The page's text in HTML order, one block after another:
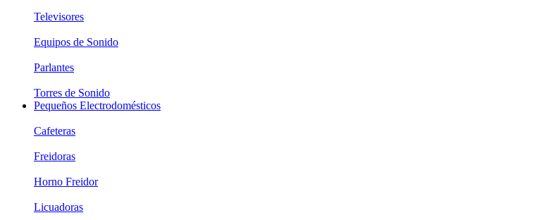
Televisores
Equipos de Sonido
Parlantes
Torres de Sonido
Pequeños Electrodomésticos
Cafeteras
Freidoras
Horno Freidor
Licuadoras